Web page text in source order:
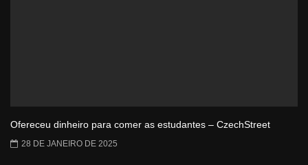
Ofereceu dinheiro para comer as estudantes – CzechStreet
28 DE JANEIRO DE 2025